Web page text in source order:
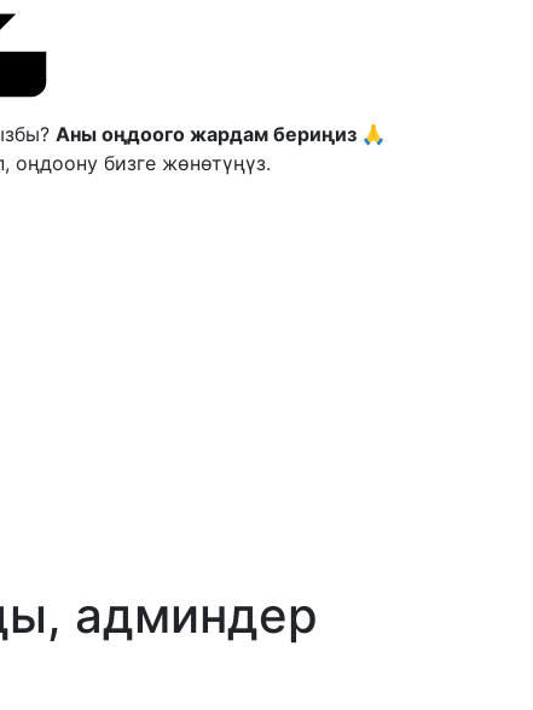
Аны оңдоого жардам бериңиз 🙏
бизге жөнөтүңүз.
админдер